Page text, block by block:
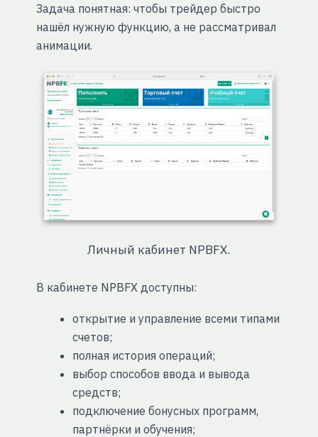
Задача понятная: чтобы трейдер быстро
нашёл нужную функцию, а не рассматривал
анимации.
Личный кабинет NPBFX.
В кабинете NPBFX доступны:
открытие и управление всеми типами
счетов;
полная история операций;
выбор способов ввода и вывода
средств;
подключение бонусных программ,
партнёрки и обучения;